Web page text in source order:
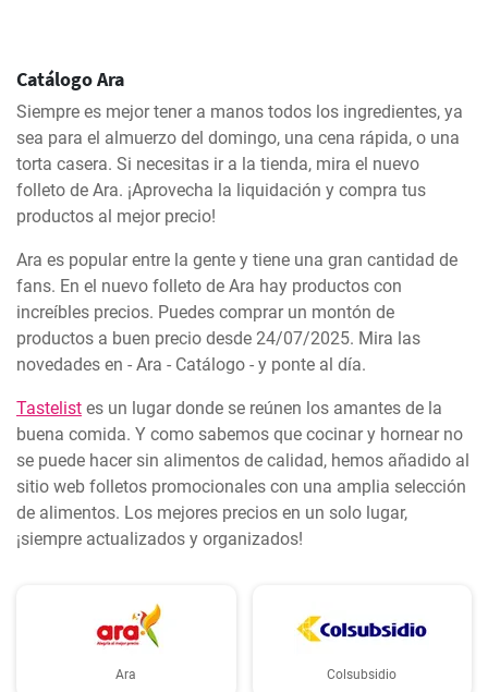
Catálogo Ara
Siempre es mejor tener a manos todos los ingredientes, ya
sea para el almuerzo del domingo, una cena rápida, o una
torta casera. Si necesitas ir a la tienda, mira el nuevo
folleto de Ara. ¡Aprovecha la liquidación y compra tus
productos al mejor precio!
Ara es popular entre la gente y tiene una gran cantidad de
fans. En el nuevo folleto de Ara hay productos con
increíbles precios. Puedes comprar un montón de
productos a buen precio desde 24/07/2025. Mira las
novedades en - Ara - Catálogo - y ponte al día.
Tastelist es un lugar donde se reúnen los amantes de la
buena comida. Y como sabemos que cocinar y hornear no
se puede hacer sin alimentos de calidad, hemos añadido al
sitio web folletos promocionales con una amplia selección
de alimentos. Los mejores precios en un solo lugar,
¡siempre actualizados y organizados!
Ara Colsubsidio